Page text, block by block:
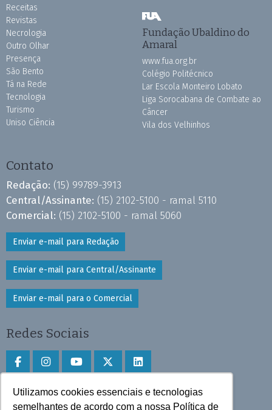
Utilizamos cookies essenciais e tecnologias
semelhantes de acordo com a nossa Política de
Receitas
Revistas
Necrologia
Outro Olhar
Presença
São Bento
Tá na Rede
Tecnologia
Turismo
Uniso Ciência
Fundação Ubaldino do
Amaral
www.fua.org.br
Colégio Politécnico
Lar Escola Monteiro Lobato
Liga Sorocabana de Combate ao
Câncer
Vila dos Velhinhos
Contato
Redação: (15) 99789-3913
Central/Assinante: (15) 2102-5100 - ramal 5110
Comercial: (15) 2102-5100 - ramal 5060
Enviar e-mail para Redação
Enviar e-mail para Central/Assinante
Enviar e-mail para o Comercial
Redes Sociais
Faça download do aplicativo